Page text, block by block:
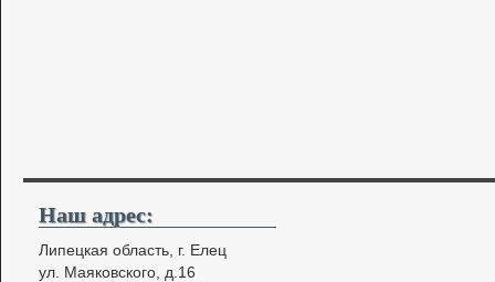
Наш адрес:
Липецкая область, г. Елец
ул. Маяковского, д.16